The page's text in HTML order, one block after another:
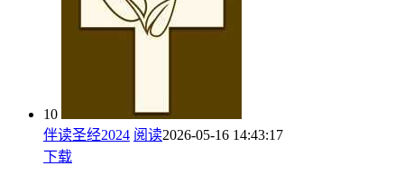
10
伴读圣经2024 阅读2026-05-16 14:43:17
下载